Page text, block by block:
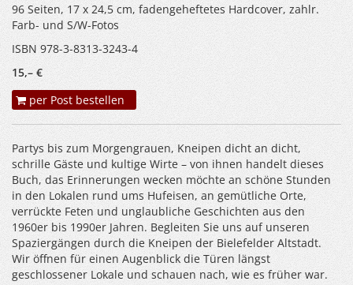
96 Seiten, 17 x 24,5 cm, fadengeheftetes Hardcover, zahlr.
Farb- und S/W-Fotos
ISBN 978-3-8313-3243-4
15,– €
per Post bestellen
Partys bis zum Morgengrauen, Kneipen dicht an dicht,
schrille Gäste und kultige Wirte – von ihnen handelt dieses
Buch, das Erinnerungen wecken möchte an schöne Stunden
in den Lokalen rund ums Hufeisen, an gemütliche Orte,
verrückte Feten und unglaubliche Geschichten aus den
1960er bis 1990er Jahren. Begleiten Sie uns auf unseren
Spaziergängen durch die Kneipen der Bielefelder Altstadt.
Wir öffnen für einen Augenblick die Türen längst
geschlossener Lokale und schauen nach, wie es früher war.